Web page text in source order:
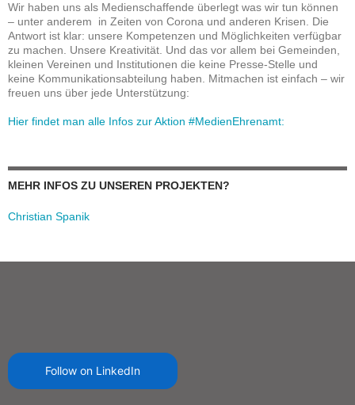
Wir haben uns als Medienschaffende überlegt was wir tun können
– unter anderem in Zeiten von Corona und anderen Krisen. Die
Antwort ist klar: unsere Kompetenzen und Möglichkeiten verfügbar
zu machen. Unsere Kreativität. Und das vor allem bei Gemeinden,
kleinen Vereinen und Institutionen die keine Presse-Stelle und
keine Kommunikationsabteilung haben. Mitmachen ist einfach – wir
freuen uns über jede Unterstützung:
Hier findet man alle Infos zur Aktion #MedienEhrenamt:
MEHR INFOS ZU UNSEREN PROJEKTEN?
Christian Spanik
Follow on LinkedIn